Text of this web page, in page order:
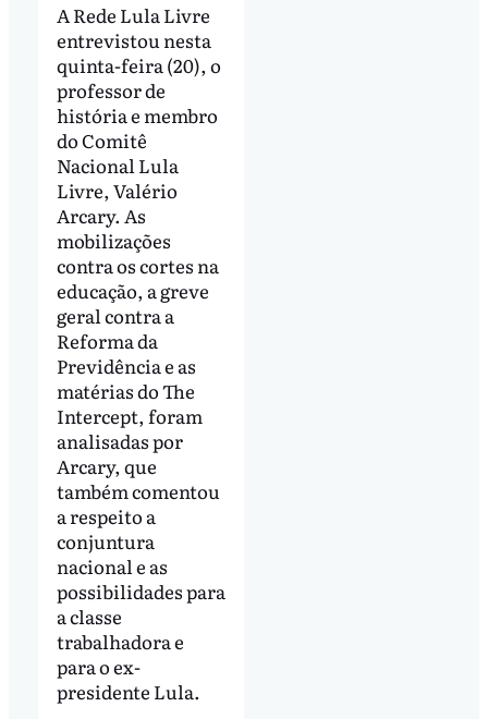
A Rede Lula Livre
entrevistou nesta
quinta-feira (20), o
professor de
história e membro
do Comitê
Nacional Lula
Livre, Valério
Arcary. As
mobilizações
contra os cortes na
educação, a greve
geral contra a
Reforma da
Previdência e as
matérias do The
Intercept, foram
analisadas por
Arcary, que
também comentou
a respeito a
conjuntura
nacional e as
possibilidades para
a classe
trabalhadora e
para o ex-
presidente Lula.